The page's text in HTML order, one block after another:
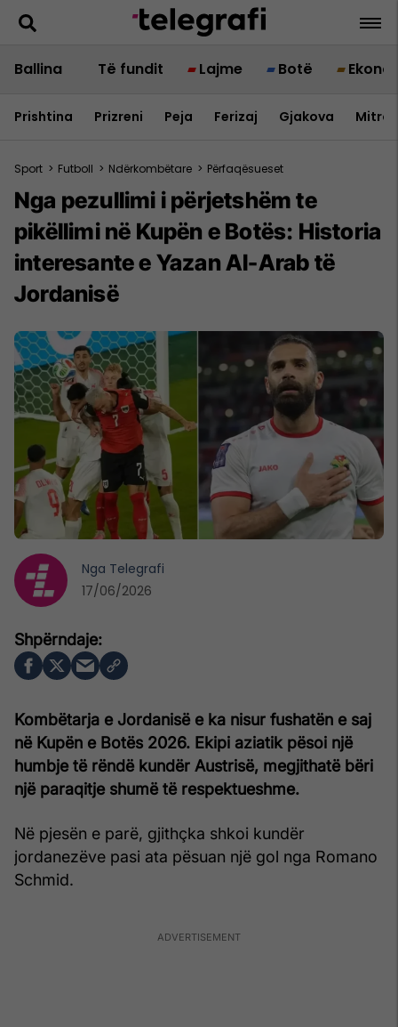
Ballina Të fundit Lajme Botë
Prishtina Prizreni Peja Ferizaj Gjakova
Sport > Futboll > Ndërkombëtare > Përfaqësueset
Nga pezullimi i përjetshëm te
pikëllimi në Kupën e Botës: Historia
interesante e Yazan Al-Arab të
Jordanisë
Kombëtarja e Jordanisë e ka nisur fushatën e saj
në Kupën e Botës 2026. Ekipi aziatik pësoi një
humbje të rëndë kundër Austrisë, megjithatë bëri
një paraqitje shumë të respektueshme.
Në pjesën e parë, gjithçka shkoi kundër
jordanezëve pasi ata pësuan një gol nga Romano
Schmid.
Nga Telegrafi
17/06/2026